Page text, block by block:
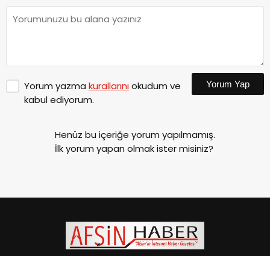
Yorum yazma kurallarınıokudum ve
kabul ediyorum.
Yorum Yap
Henüz bu içeriğe yorum yapılmamış.
İlk yorum yapan olmak ister misiniz?